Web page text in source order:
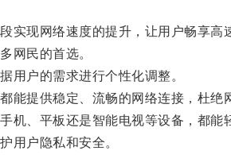
现网络速度的提升，让用户畅享高
网民的首选。
户的需求进行个性化调整。
提供稳定、流畅的网络连接，杜绝
、平板还是智能电视等设备，都能
户隐私和安全。